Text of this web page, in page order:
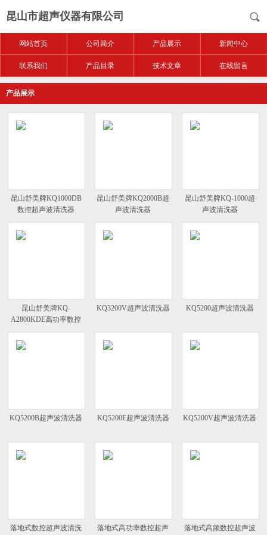
昆山市超声仪器有限公司
网站首页 公司简介 产品展示 新闻中心
联系我们 产品目录 技术文章 在线留言
产品展示
昆山舒美牌KQ1000DB
数控超声波清洗器
昆山舒美牌KQ2000B超
声波清洗器
昆山舒美牌KQ-1000超
声波清洗器
昆山舒美牌KQ-
A2800KDE高功率数控
超声波清洗器
KQ3200V超声波清洗器 KQ5200超声波清洗器
KQ5200B超声波清洗器 KQ5200E超声波清洗器 KQ5200V超声波清洗器
落地式数控超声波清洗
落地式高功率数控超声
落地式高频数控超声波